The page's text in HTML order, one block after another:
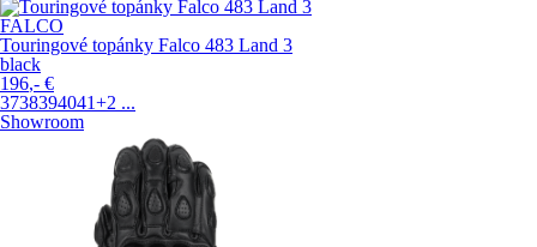
FALCO
Touringové topánky Falco 483 Land 3
black
196,- €
3738394041+2 ...
Showroom